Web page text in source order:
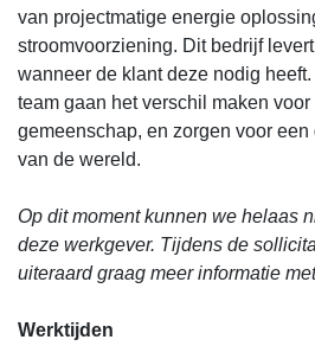
van projectmatige energie
stroomvoorziening. Dit bedrijf
wanneer de klant deze nodig
team gaan het verschil maken
gemeenschap, en zorgen voor
van de wereld.
Op dit moment kunnen we helaas
deze werkgever. Tijdens de
uiteraard graag meer informatie
Werktijden